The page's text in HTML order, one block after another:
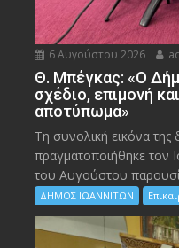
6 Αυγούστου 2026
Θ. Μπέγκας: «Ο
σχέδιο, επιμονή
αποτύπωμα»
Τη συνολική εικόνα της
πραγματοποιήθηκε τον
του Αυγούστου
ΔΗΜΟΣ ΙΩΑΝΝΙΤΩΝ